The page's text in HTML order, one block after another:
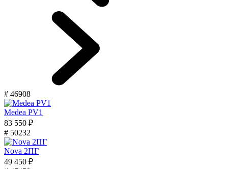
# 46908
Medea PV1
83 550 ₽
# 50232
Nova 2ПГ
49 450 ₽